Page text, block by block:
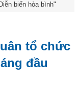
biến hòa bình"
tổ chức
đầu